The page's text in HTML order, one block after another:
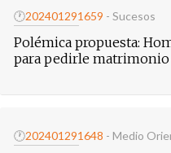
🕐202401291659 - Sucesos
Polémica propuesta:
para pedirle matrimonio
🕐202401291648 - Medio